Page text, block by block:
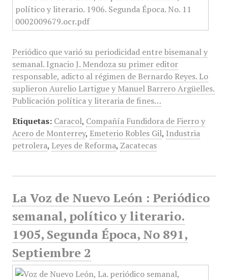
Periódico que varió su periodicidad entre bisemanal y
semanal. Ignacio J. Mendoza su primer editor
responsable, adicto al régimen de Bernardo Reyes. Lo
suplieron Aurelio Lartigue y Manuel Barrero Argüelles.
Publicación política y literaria de fines…
Etiquetas: Caracol, Compañía Fundidora de Fierro y
Acero de Monterrey, Emeterio Robles Gil, Industria
petrolera, Leyes de Reforma, Zacatecas
La Voz de Nuevo León : Periódico
semanal, político y literario.
1905, Segunda Época, No 891,
Septiembre 2